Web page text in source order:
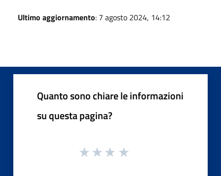
Ultimo aggiornamento: 7 agosto 2024, 14:12
Quanto sono chiare le informazioni
su questa pagina?